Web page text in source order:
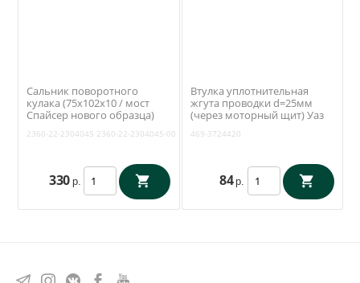
Сальник поворотного
кулака (75х102х10 / мост
Спайсер нового образца)
УАЗ) 2360-22-2304045
2360-22-2304045 2360-22-2304045-00
330 р.
Втулка уплотнительная
жгута проводки d=25мм
(через моторный щит) Уаз
3724420
469-3724420
84 р.